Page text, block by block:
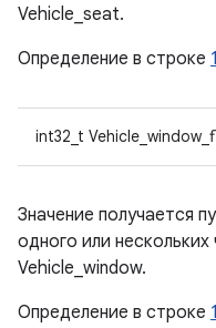
Vehicle_seat.
Определение в строке
int32_t
Значение получается
одного или нескольких
Vehicle_window.
Определение в строке